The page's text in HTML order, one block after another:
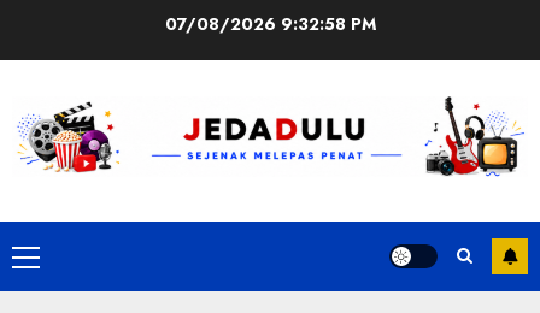
07/08/2026 9:32:58 PM
Primary
Menu